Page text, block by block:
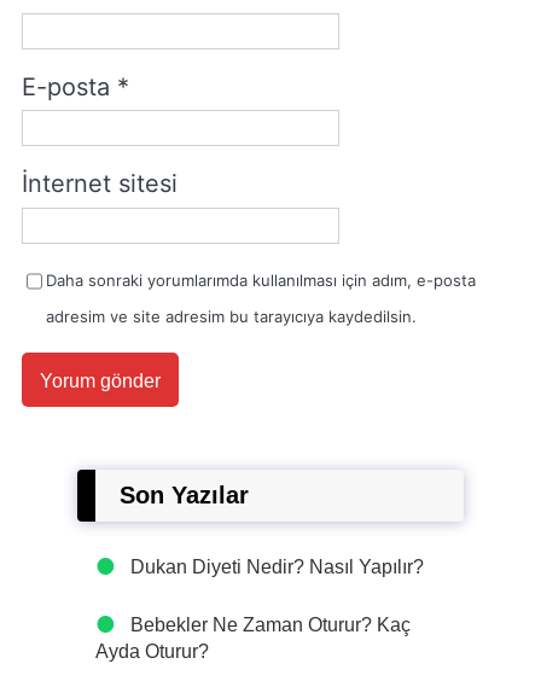
E-posta *
İnternet sitesi
Daha sonraki yorumlarımda kullanılması için adım, e-posta
adresim ve site adresim bu tarayıcıya kaydedilsin.
Son Yazılar
Dukan Diyeti Nedir? Nasıl Yapılır?
Bebekler Ne Zaman Oturur? Kaç
Ayda Oturur?